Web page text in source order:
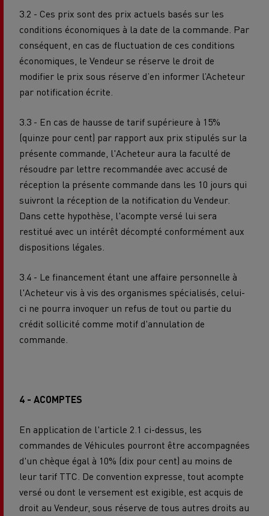
3.2 - Ces prix sont des prix actuels basés sur les
conditions économiques à la date de la commande. Par
conséquent, en cas de fluctuation de ces conditions
économiques, le Vendeur se réserve le droit de
modifier le prix sous réserve d’en informer l’Acheteur
par notification écrite.
3.3 - En cas de hausse de tarif supérieure à 15%
(quinze pour cent) par rapport aux prix stipulés sur la
présente commande, l'Acheteur aura la faculté de
résoudre par lettre recommandée avec accusé de
réception la présente commande dans les 10 jours qui
suivront la réception de la notification du Vendeur.
Dans cette hypothèse, l'acompte versé lui sera
restitué avec un intérêt décompté conformément aux
dispositions légales.
3.4 - Le financement étant une affaire personnelle à
l'Acheteur vis à vis des organismes spécialisés, celui-
ci ne pourra invoquer un refus de tout ou partie du
crédit sollicité comme motif d'annulation de
commande.
4 - ACOMPTES
En application de l'article 2.1 ci-dessus, les
commandes de Véhicules pourront être accompagnées
d'un chèque égal à 10% (dix pour cent) au moins de
leur tarif TTC. De convention expresse, tout acompte
versé ou dont le versement est exigible, est acquis de
droit au Vendeur, sous réserve de tous autres droits au